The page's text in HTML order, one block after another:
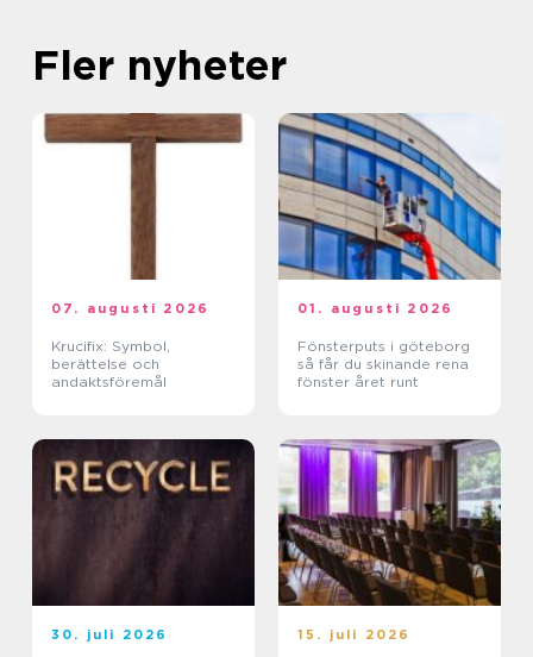
Fler nyheter
07. augusti 2026
Krucifix: Symbol,
berättelse och
andaktsföremål
01. augusti 2026
Fönsterputs i göteborg
så får du skinande rena
fönster året runt
30. juli 2026 15. juli 2026